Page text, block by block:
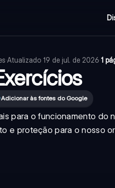
·Atualizado 19 de jul. de 2026·1
Adicionar às fontes do Google
para o funcionamento
e proteção para o nosso